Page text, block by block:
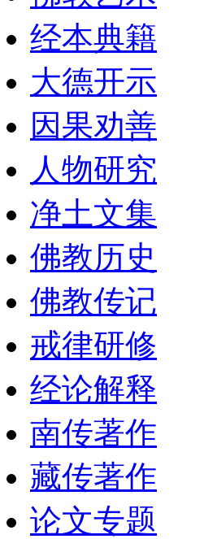
经本典籍
大德开示
因果劝善
人物研究
净土文集
佛教历史
佛教传记
戒律研修
经论解释
南传著作
藏传著作
论文专题